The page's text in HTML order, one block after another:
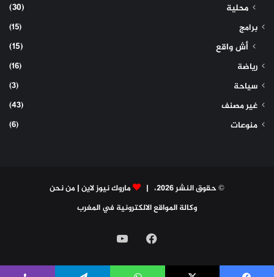
محلية
(30)
برامج (15)
أش واقع (15)
رياضة
(16)
سياحة
(3)
غير مصنف
(43)
منوعات
(6)
© حقوق النشر 2026، | ماروك نيوز لاين|من نحن
وكالة المواقع الالكترونية في المغرب
فيسبوك‫YouTube